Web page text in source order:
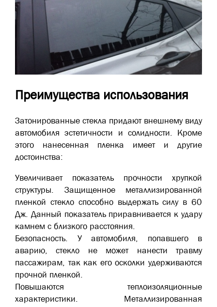
Преимущества использования
Затонированные стекла придают внешнему виду
автомобиля эстетичности и солидности. Кроме
этого нанесенная пленка имеет и другие
достоинства:
Увеличивает показатель прочности хрупкой
структуры. Защищенное металлизированной
пленкой стекло способно выдержать силу в 60
Дж. Данный показатель приравнивается к удару
камнем с близкого расстояния.
Безопасность. У автомобиля, попавшего в
аварию, стекло не может нанести травму
пассажирам, так как его осколки удерживаются
прочной пленкой.
Повышаются теплоизоляционные
характеристики. Металлизированная